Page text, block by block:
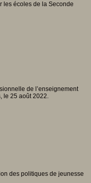
les écoles de la Seconde
de l’enseignement
le 25 août 2022.
des politiques de jeunesse